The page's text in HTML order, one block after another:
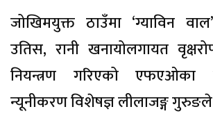
जोखिमयुक्त ठाउँमा ‘ग्याविन
उतिस, रानी खनायोलगायत
नियन्त्रण गरिएको एफएओका
न्यूनीकरण विशेषज्ञ लीलाजङ्ग गुरुङले